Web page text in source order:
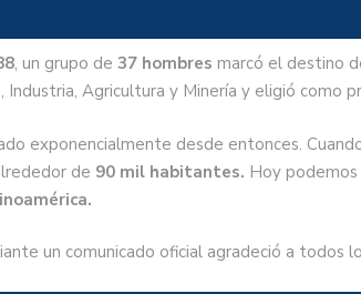
, un grupo de 37 hombres marcó el destino
Industria, Agricultura y Minería y eligió como
exponencialmente desde entonces.
de 90 mil habitantes. Hoy podemos
un comunicado oficial agradeció a todos